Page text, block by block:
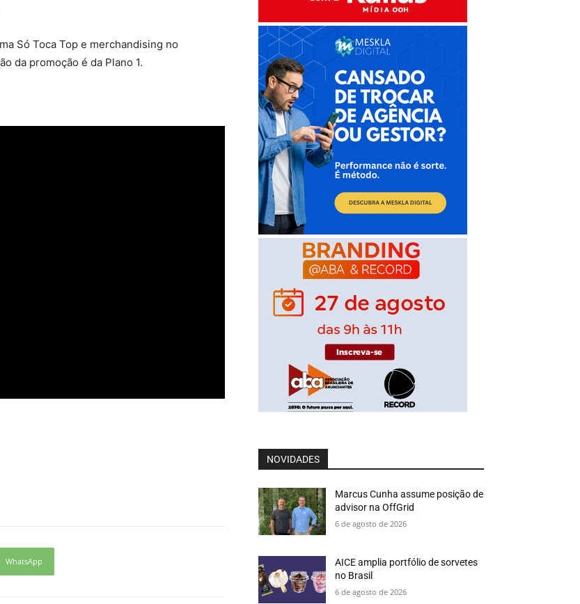
Só Toca Top e merchandising no
da promoção é da Plano 1.
WhatsApp
NOVIDADES
Marcus Cunha assume posição de
advisor na OffGrid
6 de agosto de 2026
AICE amplia portfólio de sorvetes
no Brasil
6 de agosto de 2026